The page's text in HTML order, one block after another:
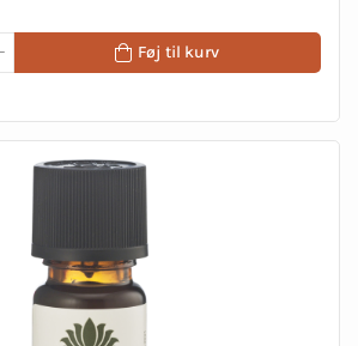
Føj til kurv